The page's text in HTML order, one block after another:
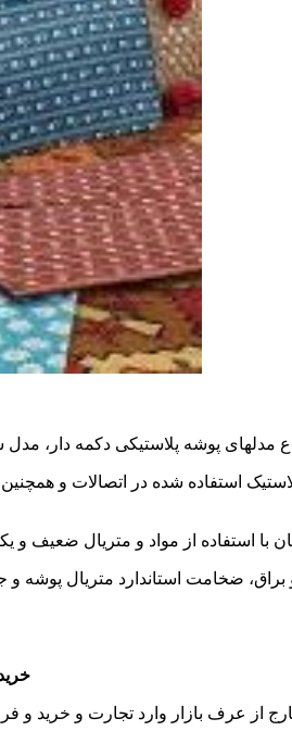
استفاده شده در اتصالات و
ضخامت استاندارد متریال پوشه